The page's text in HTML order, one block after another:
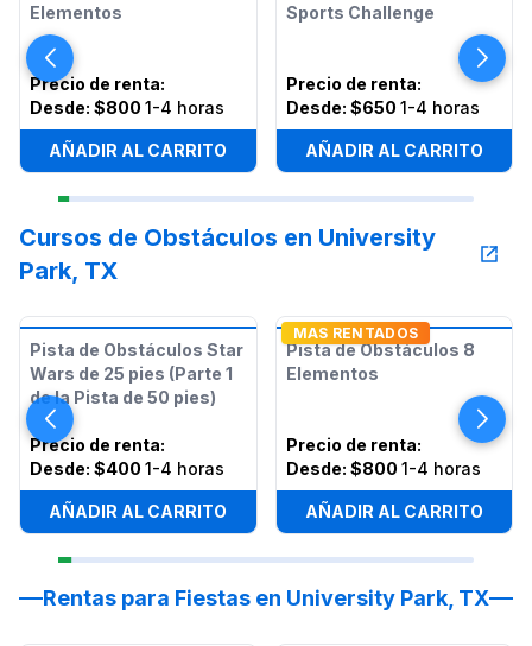
Elementos
Precio de renta:
Desde: $800 1-4 horas
AÑADIR AL CARRITO
Sports Challenge
Precio de renta:
Desde: $650 1-4 horas
AÑADIR AL CARRITO
Cursos de Obstáculos en University
Park, TX
Pista de Obstáculos Star
Wars de 25 pies (Parte 1
de la Pista de 50 pies)
Precio de renta:
Desde: $400 1-4 horas
AÑADIR AL CARRITO
MAS RENTADOS
Pista de Obstáculos 8
Elementos
Precio de renta:
Desde: $800 1-4 horas
AÑADIR AL CARRITO
Rentas para Fiestas en University Park, TX